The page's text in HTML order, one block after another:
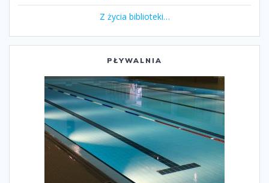
Z życia biblioteki…
PŁYWALNIA